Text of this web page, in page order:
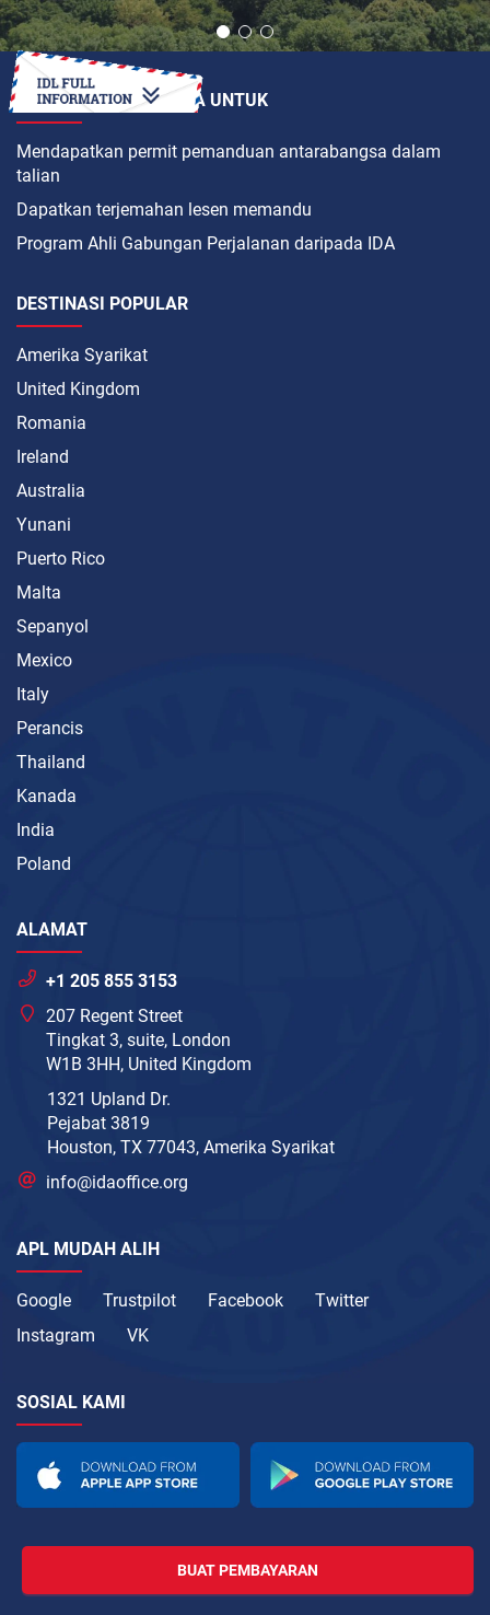
BAGAIMANAKAH CARA UNTUK
Mendapatkan permit pemanduan antarabangsa dalam
talian
Dapatkan terjemahan lesen memandu
Program Ahli Gabungan Perjalanan daripada IDA
DESTINASI POPULAR
Amerika Syarikat
United Kingdom
Romania
Ireland
Australia
Yunani
Puerto Rico
Malta
Sepanyol
Mexico
Italy
Perancis
Thailand
Kanada
India
Poland
ALAMAT
+1 205 855 3153
207 Regent Street
Tingkat 3, suite, London
W1B 3HH, United Kingdom
1321 Upland Dr.
Pejabat 3819
Houston, TX 77043, Amerika Syarikat
info@idaoffice.org
APL MUDAH ALIH
Google Trustpilot Facebook
Twitter
Instagram
VK
SOSIAL KAMI
BUAT PEMBAYARAN